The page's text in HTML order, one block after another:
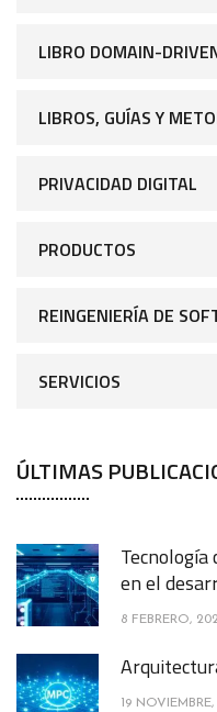
LIBRO DOMAIN-
LIBROS, GUÍAS Y
PRIVACIDAD DIGITAL
PRODUCTOS
REINGENIERÍA DE
SERVICIOS
ÚLTIMAS
en el
8 FEBRERO,
19